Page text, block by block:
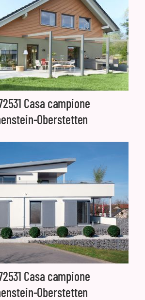
Casa campione
Oberstetten
Casa campione
Oberstetten